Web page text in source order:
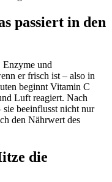
passiert in den
Enzyme und
er frisch ist – also in
beginnt Vitamin C
Luft reagiert. Nach
beeinflusst nicht nur
den Nährwert des
die